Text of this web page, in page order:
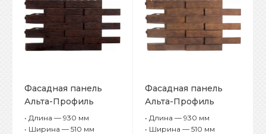
Фасадная панель
Альта-Профиль
Ригель Немецкий 04
• Длина — 930 мм
• Ширина — 510 мм
Фасадная панель
Альта-Профиль
Ригель Немецкий 05
• Длина — 930 мм
• Ширина — 510 мм